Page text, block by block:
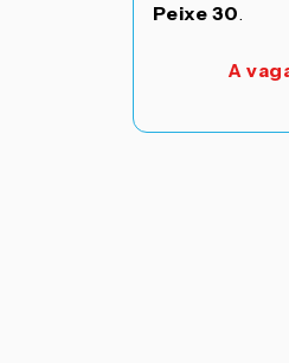
Peixe 30.
A